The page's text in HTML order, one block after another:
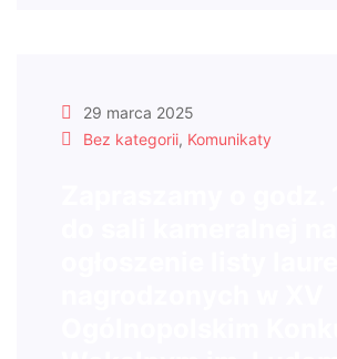
29 marca 2025
Bez kategorii, Komunikaty